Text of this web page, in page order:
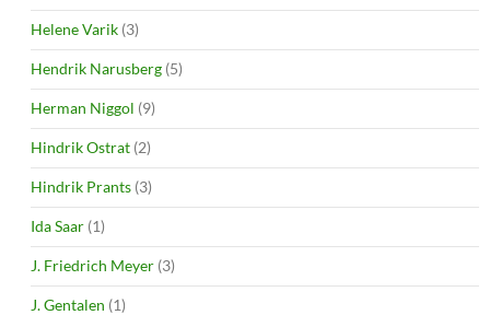
Helene Varik (3)
Hendrik Narusberg (5)
Herman Niggol (9)
Hindrik Ostrat (2)
Hindrik Prants (3)
Ida Saar (1)
J. Friedrich Meyer (3)
J. Gentalen (1)